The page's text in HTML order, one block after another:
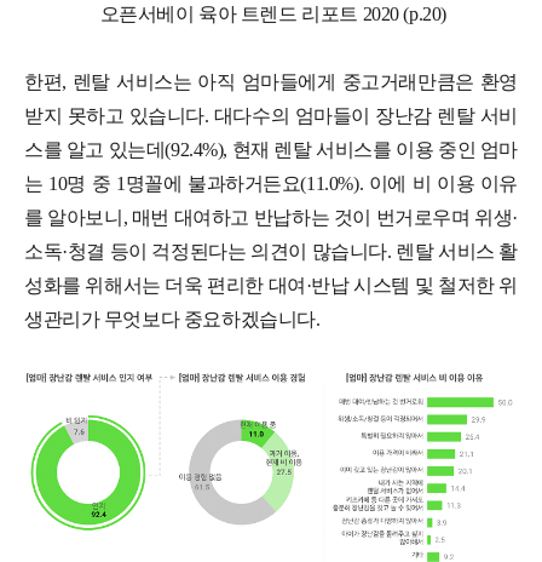
오픈서베이 육아 트렌드 리포트 2020 (p.20)
한편, 렌탈 서비스는 아직 엄마들에게 중고거래만큼은 환영
받지 못하고 있습니다. 대다수의 엄마들이 장난감 렌탈 서비
스를 알고 있는데(92.4%), 현재 렌탈 서비스를 이용 중인 엄마
는 10명 중 1명꼴에 불과하거든요(11.0%). 이에 비 이용 이유
를 알아보니, 매번 대여하고 반납하는 것이 번거로우며 위생·
소독·청결 등이 걱정된다는 의견이 많습니다. 렌탈 서비스 활
성화를 위해서는 더욱 편리한 대여·반납 시스템 및 철저한 위
생관리가 무엇보다 중요하겠습니다.